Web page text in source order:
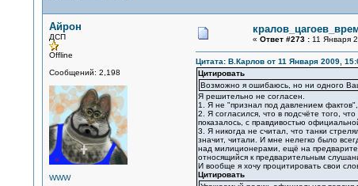
Айрон
ДСП
Offline
Сообщений: 2,198
WWW
« Ответ #273 :11 Января
Цитата: В.Карлов от 11 Января 2009,
Цитировать
Возможно я ошибаюсь, но ни одного
Я решительно не согласен.
1. Я не "признал под давлением
2. Я согласился, что в подсчёте того,
показалось, с правдивостью
3. Я никогда не считал, что танки
значит, читали. И мне нелегко было
над милиционерами, ещё на
относящийся к предварительным
И вообще я хочу процитировать свои
Цитировать